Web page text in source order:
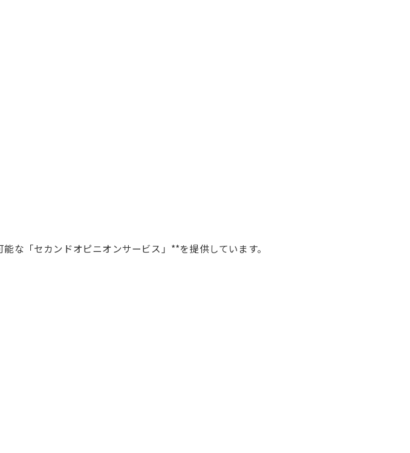
な「セカンドオピニオンサービス」**を提供しています。